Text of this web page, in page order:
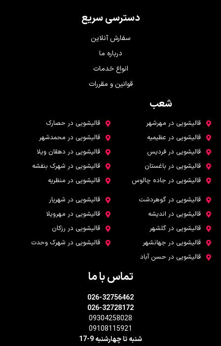
دسترسی سریع
سفارش آنلاین
درباره ما
انواع خدمات
قوانین و مقررات
شعب
قالیشویی در مهرشهر
قالیشویی در عظیمیه
قالیشویی در فردیس
قالیشویی در باغستان
قالیشویی در جاده چالوس
قالیشویی در گوهردشت
قالیشویی در اندیشه
قالیشویی در گلشهر
قالیشویی در جهانشهر
قالیشویی در حسن آباد
قالیشویی در حصارک
قالیشویی در محمدشهر
قالیشویی در دهقان ویلا
قالیشویی در شهرک بنفشه
قالیشویی در منظریه
قالیشویی در شهریار
قالیشویی در مهرویلا
قالیشویی در رزکان
قالیشویی در شهرک وحدت
تماس با ما
026-32756462
026-32728172
09304258028
09108115921
شنبه تا چهارشنبه 9-17